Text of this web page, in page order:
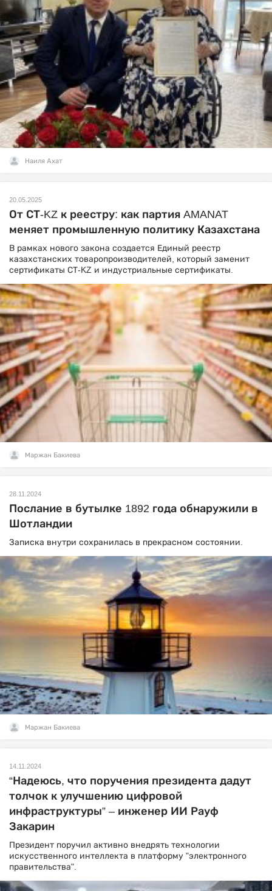
Наиля Ахат
20.05.2025
От СТ-KZ к реестру: как партия AMANAT
меняет промышленную политику Казахстана
В рамках нового закона создается Единый реестр
казахстанских товаропроизводителей, который заменит
сертификаты СТ-KZ и индустриальные сертификаты.
Маржан Бакиева
28.11.2024
Послание в бутылке 1892 года обнаружили в
Шотландии
Записка внутри сохранилась в прекрасном состоянии.
Маржан Бакиева
14.11.2024
“Надеюсь, что поручения президента дадут
толчок к улучшению цифровой
инфраструктуры” – инженер ИИ Рауф
Закарин
Президент поручил активно внедрять технологии
искусственного интеллекта в платформу "электронного
правительства".